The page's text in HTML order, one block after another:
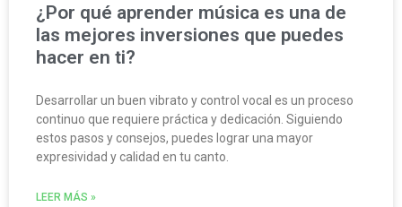
¿Por qué aprender música es una de
las mejores inversiones que puedes
hacer en ti?
Desarrollar un buen vibrato y control vocal es un proceso
continuo que requiere práctica y dedicación. Siguiendo
estos pasos y consejos, puedes lograr una mayor
expresividad y calidad en tu canto.
LEER MÁS »